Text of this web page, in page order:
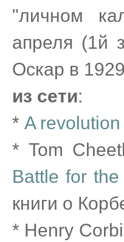
"личном
апреля (1й
Оскар в
из сети:
* A
* Tom
Battle for
книги о
* Henry